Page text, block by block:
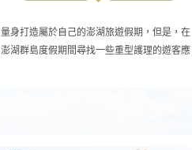
量身打造屬於自己的澎湖旅遊假期，但是，在
澎湖群島度假期間尋找一些重型護理的遊客應